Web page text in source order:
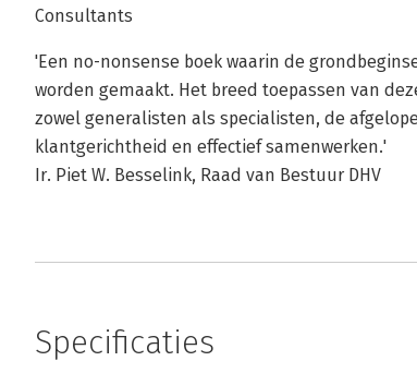
Consultants
'Een no-nonsense boek waarin de
worden gemaakt. Het breed toepassen van
zowel generalisten als specialisten, de
klantgerichtheid en effectief samenwerken.'
Ir. Piet W. Besselink, Raad van Bestuur DHV
Specificaties